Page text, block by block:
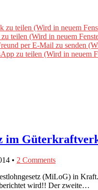
zu teilen (Wird in neuem
teilen (Wird in neuem
per E-Mail zu senden
zu teilen (Wird in neuem
im
• 2 Comments
(MiLoG) in
wird!! Der zweite…